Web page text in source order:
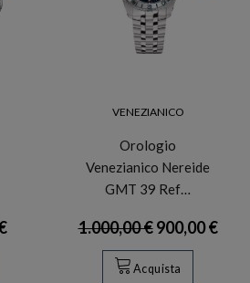
VENEZIANICO
Orologio
Venezianico Nereide
GMT 39 Ref…
1.000,00 €900,00 €
Acquista